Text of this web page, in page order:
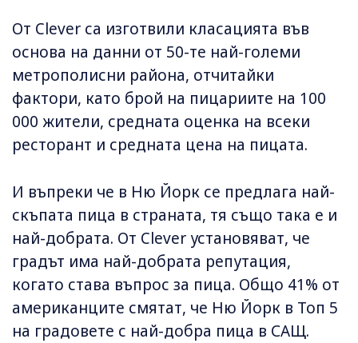
От Clever са изготвили класацията във
основа на данни от 50-те най-големи
метрополисни района, отчитайки
фактори, като брой на пицариите на 100
000 жители, средната оценка на всеки
ресторант и средната цена на пицата.
И въпреки че в Ню Йорк се предлага най-
скъпата пица в страната, тя също така е и
най-добрата. От Clever установяват, че
градът има най-добрата репутация,
когато става въпрос за пица. Общо 41% от
американците смятат, че Ню Йорк в Топ 5
на градовете с най-добра пица в САЩ.